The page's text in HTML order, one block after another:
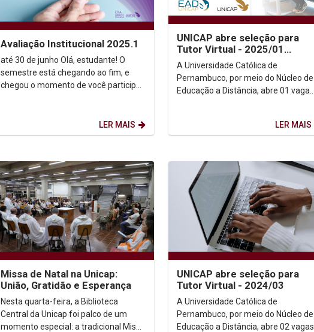
Avaliação Institucional 2025.1
até 30 de junho Olá, estudante! O
semestre está chegando ao fim, e
chegou o momento de você participar
LER MAIS
UNICAP abre seleção para
Tutor Virtual - 2025/01
(PRORROGADO)
A Universidade Católica de
Pernambuco, por meio do Núcleo de
Educação a Distância, abre 01 vaga
LER MAIS
Missa de Natal na Unicap:
União, Gratidão e Esperança
Nesta quarta-feira, a Biblioteca
Central da Unicap foi palco de um
momento especial: a tradicional Missa
UNICAP abre seleção para
Tutor Virtual - 2024/03
A Universidade Católica de
Pernambuco, por meio do Núcleo de
Educação a Distância, abre 02 vagas